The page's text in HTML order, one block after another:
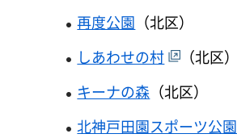
再度公園 （北区）
しあわせの村
（北区）
キーナの森 （北区）
北神戸田園スポーツ公園